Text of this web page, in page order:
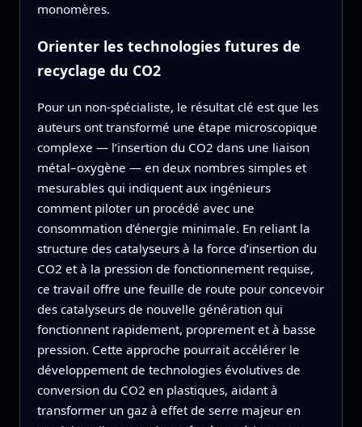
monomères.
Orienter les technologies futures de
recyclage du CO2
Pour un non‑spécialiste, le résultat clé est que les
auteurs ont transformé une étape microscopique
complexe — l’insertion du CO2 dans une liaison
métal–oxygène — en deux nombres simples et
mesurables qui indiquent aux ingénieurs
comment piloter un procédé avec une
consommation d’énergie minimale. En reliant la
structure des catalyseurs à la force d’insertion du
CO2 et à la pression de fonctionnement requise,
ce travail offre une feuille de route pour concevoir
des catalyseurs de nouvelle génération qui
fonctionnent rapidement, proprement et à basse
pression. Cette approche pourrait accélérer le
développement de technologies évolutives de
conversion du CO2 en plastiques, aidant à
transformer un gaz à effet de serre majeur en